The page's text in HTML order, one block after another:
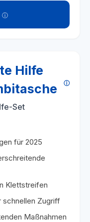
Hilfe
Set
für 2025
Klettstreifen
schnellen Zugriff
Maßnahmen